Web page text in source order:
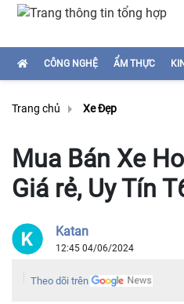
CÔNG NGHỆ ẨM THỰC
Trang chủ Xe Đẹp
Mua Bán Xe
Giá rẻ, Uy Tín
Katan
12:45 04/06/2024
Theo dõi trên